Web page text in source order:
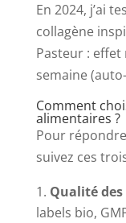
En 2024, j’ai
collagène
Pasteur : effet
semaine
Comment
alimentaires ?
Pour
suivez ces
Qualité
labels bio,